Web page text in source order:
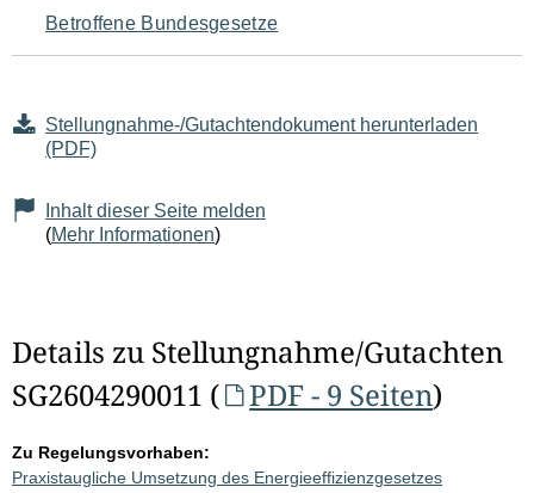
Betroffene Bundesgesetze
Stellungnahme-/Gutachtendokument herunterladen
(PDF)
Inhalt dieser Seite melden
(Mehr Informationen)
Details zu Stellungnahme/Gutachten
SG2604290011 (
PDF - 9 Seiten)
Zu Regelungsvorhaben:
Praxistaugliche Umsetzung des Energieeffizienzgesetzes